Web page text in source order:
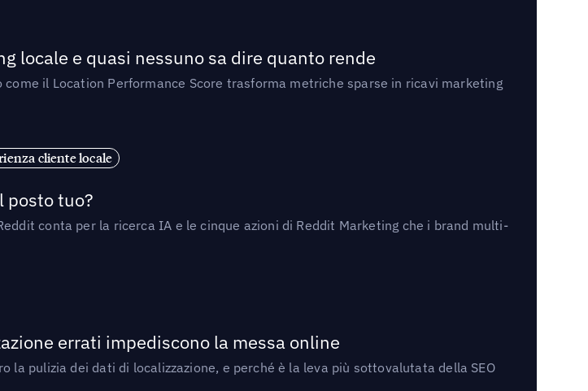
locale e quasi nessuno sa dire quanto rende
il Location Performance Score trasforma metriche sparse in ricavi marketing
cliente locale
posto tuo?
conta per la ricerca IA e le cinque azioni di Reddit Marketing che i brand multi-
errati impediscono la messa online
la pulizia dei dati di localizzazione, e perché è la leva più sottovalutata della SEO